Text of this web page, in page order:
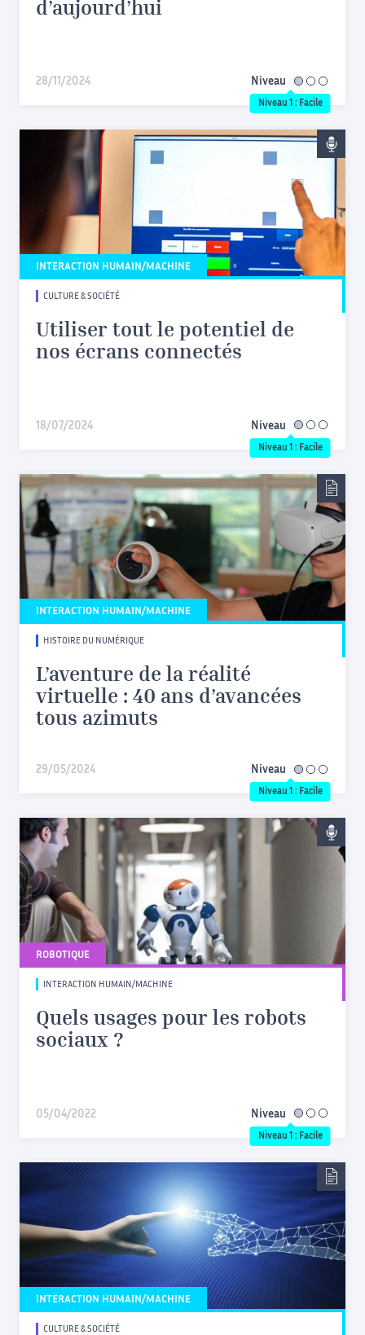
d’aujourd’hui
28/11/2024 Niveau facile
Niveau 1 : Facile
INTERACTION HUMAIN/MACHINE
CULTURE & SOCIÉTÉ
Utiliser tout le potentiel de
nos écrans connectés
18/07/2024 Niveau facile
Niveau 1 : Facile
INTERACTION HUMAIN/MACHINE
HISTOIRE DU NUMÉRIQUE
L’aventure de la réalité
virtuelle : 40 ans d’avancées
tous azimuts
29/05/2024 Niveau facile
Niveau 1 : Facile
ROBOTIQUE
INTERACTION HUMAIN/MACHINE
Quels usages pour les robots
sociaux ?
05/04/2022 Niveau facile
Niveau 1 : Facile
INTERACTION HUMAIN/MACHINE
CULTURE & SOCIÉTÉ